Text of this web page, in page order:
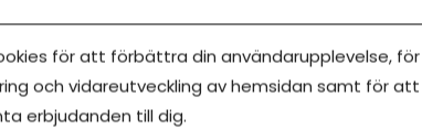
för att förbättra din användarupplevelse,
och vidareutveckling av hemsidan samt för att
erbjudanden till dig.